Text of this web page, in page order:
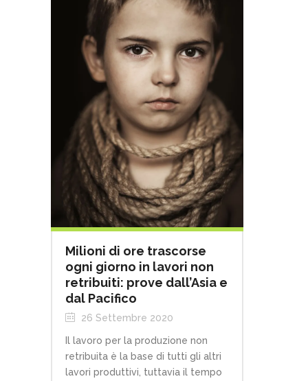
Milioni di ore trascorse
ogni giorno in lavori non
retribuiti: prove dall’Asia e
dal Pacifico
26 Settembre 2020
Il lavoro per la produzione non
retribuita è la base di tutti gli altri
lavori produttivi, tuttavia il tempo